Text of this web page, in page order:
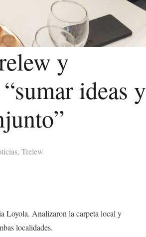
y
ideas y
, Trelew
Loyola. Analizaron la carpeta local y
localidades.